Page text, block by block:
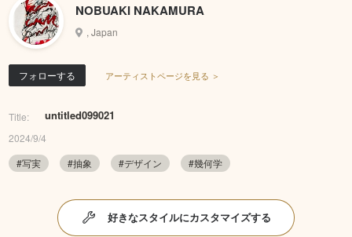
NOBUAKI NAKAMURA
, Japan
フォローする アーティストページを見る ＞
Title: untitled099021
2024/9/4
#写実
#抽象 #デザイン #幾何学
好きなスタイルにカスタマイズする